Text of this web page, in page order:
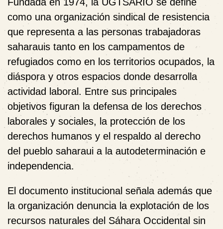
como una organización sindical de resistencia
que representa a las personas trabajadoras
saharauis tanto en los campamentos de
refugiados como en los territorios ocupados, la
diáspora y otros espacios donde desarrolla
actividad laboral. Entre sus principales
objetivos figuran la defensa de los derechos
laborales y sociales, la protección de los
derechos humanos y el respaldo al derecho
del pueblo saharaui a la autodeterminación e
independencia.
El documento institucional señala además que
la organización denuncia la explotación de los
recursos naturales del Sáhara Occidental sin